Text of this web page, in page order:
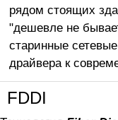
рядом стоящих
"дешевле не
старинные
драйвера к
FDDI